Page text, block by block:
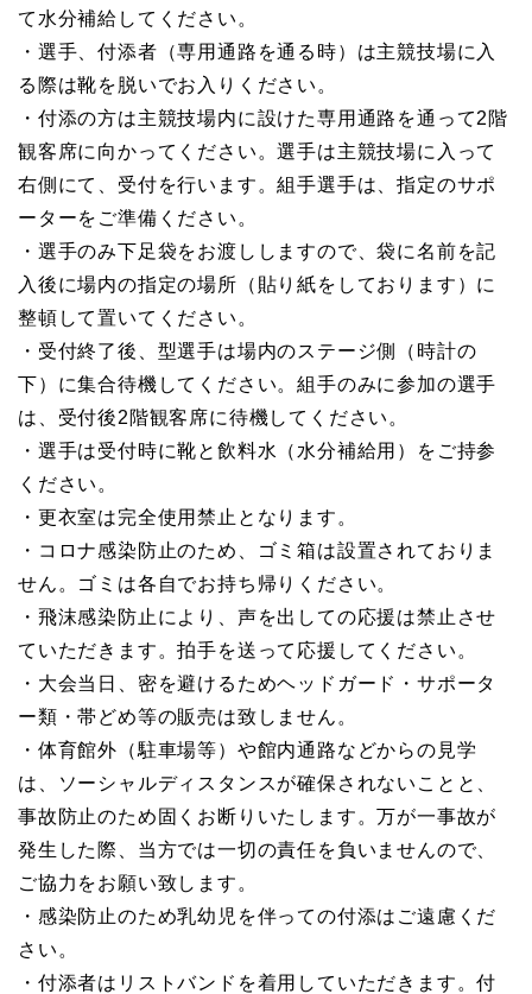
て水分補給してください。
・選手、付添者（専用通路を通る時）は主競技場に入
る際は靴を脱いでお入りください。
・付添の方は主競技場内に設けた専用通路を通って2階
観客席に向かってください。選手は主競技場に入って
右側にて、受付を行います。組手選手は、指定のサポ
ーターをご準備ください。
・選手のみ下足袋をお渡ししますので、袋に名前を記
入後に場内の指定の場所（貼り紙をしております）に
整頓して置いてください。
・受付終了後、型選手は場内のステージ側（時計の
下）に集合待機してください。組手のみに参加の選手
は、受付後2階観客席に待機してください。
・選手は受付時に靴と飲料水（水分補給用）をご持参
ください。
・更衣室は完全使用禁止となります。
・コロナ感染防止のため、ゴミ箱は設置されておりま
せん。ゴミは各自でお持ち帰りください。
・飛沫感染防止により、声を出しての応援は禁止させ
ていただきます。拍手を送って応援してください。
・大会当日、密を避けるためヘッドガード・サポータ
ー類・帯どめ等の販売は致しません。
・体育館外（駐車場等）や館内通路などからの見学
は、ソーシャルディスタンスが確保されないことと、
事故防止のため固くお断りいたします。万が一事故が
発生した際、当方では一切の責任を負いませんので、
ご協力をお願い致します。
・感染防止のため乳幼児を伴っての付添はご遠慮くだ
さい。
・付添者はリストバンドを着用していただきます。付